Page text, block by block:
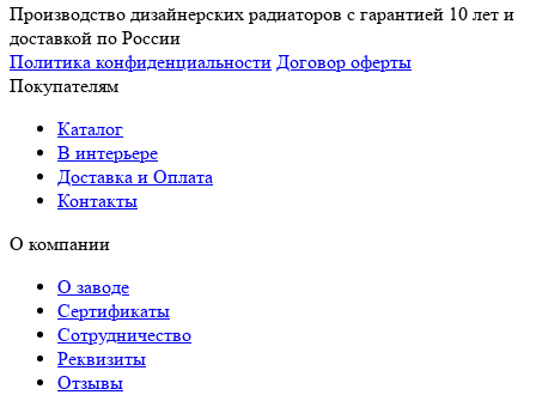
Производство дизайнерских радиаторов с гарантией 10 лет и
доставкой по России
Политика конфиденциальности Договор оферты
Покупателям
Каталог
В интерьере
Доставка и Оплата
Контакты
О компании
О заводе
Сертификаты
Сотрудничество
Реквизиты
Отзывы